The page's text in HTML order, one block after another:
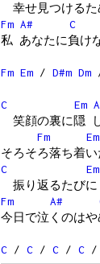
幸せ見つける
Fm A# C
私 あなたに負
Fm Em / D#m Dm
C Em
笑顔の裏に隠
Fm
Em
そろそろ落ち着
C
Em
振り返るたび
Fm
A#
今日で泣くのは
C / C / C / C